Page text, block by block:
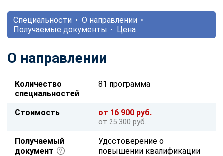
Специальности
О направлении
Получаемые документы
Цена
О направлении
Количество
специальностей
81 программа
Стоимость от 16 900 руб.
от 25 300 руб.
Получаемый
документ
Удостоверение о
повышении квалификации